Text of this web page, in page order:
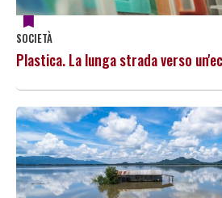
SOCIETÀ
Plastica. La lunga strada verso